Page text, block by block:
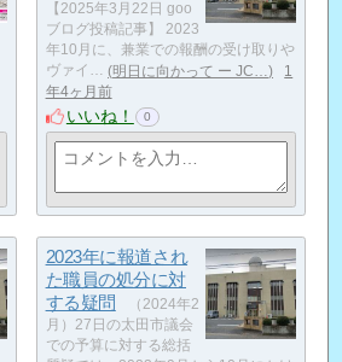
【2025年3月22日 goo
ブログ投稿記事】 2023
年10月に、兼業での報酬の受け取りや
ヴァイ…
明日に向かって ー JC…
1
年4ヶ月前
いいね！ 0
2023年に報道され
た職員の処分に対
する疑問
（2024年2
月）27日の太田市議会
での予算に対する総括